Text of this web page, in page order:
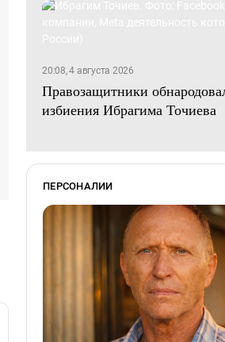
20:08, 4 августа 2026
Правозащитники
избиения Ибрагима Точиева
ПЕРСОНАЛИИ